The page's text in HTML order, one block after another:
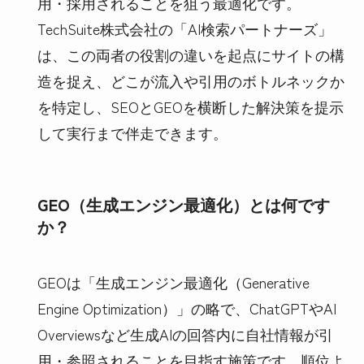
TechSuite株式会社の「AI検索パートナーズ」
は、この両者の役割の違いを起点にサイトの構
造を捉え、どこが流入や引用のボトルネックか
を特定し、SEOとGEOを横断した解決策を提示
して実行まで伴走できます。
GEO（生成エンジン最適化）とは何です
か？
GEOは「生成エンジン最適化（Generative
Engine Optimization）」の略で、ChatGPTやAI
Overviewsなど生成AIの回答内に自社情報が引